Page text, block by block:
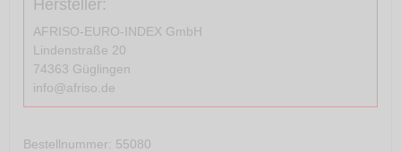
Hersteller:
AFRISO-EURO-INDEX GmbH
Lindenstraße 20
74363 Güglingen
info@afriso.de
Bestellnummer: 55080